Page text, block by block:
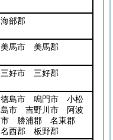
海部郡
美馬市 美馬郡
三好市 三好郡
徳島市 鳴門市 小松
島市 吉野川市 阿波
市 勝浦郡 名東郡
名西郡 板野郡